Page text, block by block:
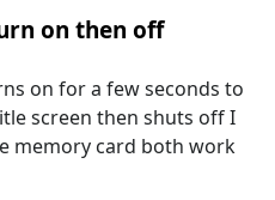
on then off
on for a few seconds to
screen then shuts off I
memory card both work